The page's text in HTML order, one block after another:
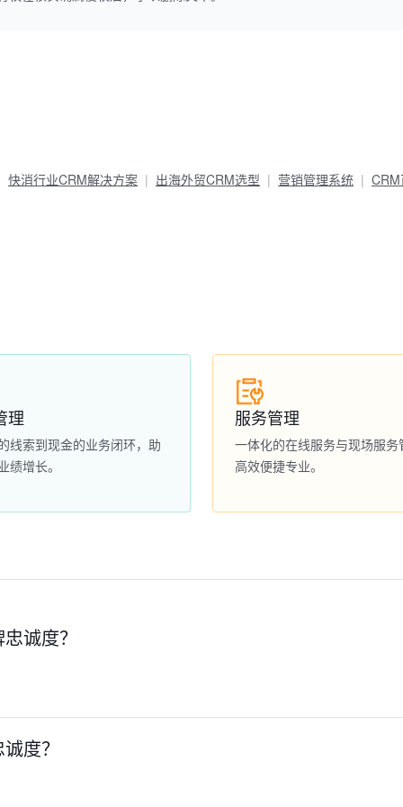
快消行业CRM解决方案 出海外贸CRM选型 营销管理系统
理
线索到现金的业务闭环，助
绩增长。
服务管理
一体化的在线服务与现场服务
高效便捷专业。
诚度？
度？